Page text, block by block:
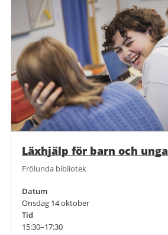
Läxhjälp för barn och unga
Frölunda bibliotek
Datum
Onsdag 14 oktober
Tid
15:30–17:30